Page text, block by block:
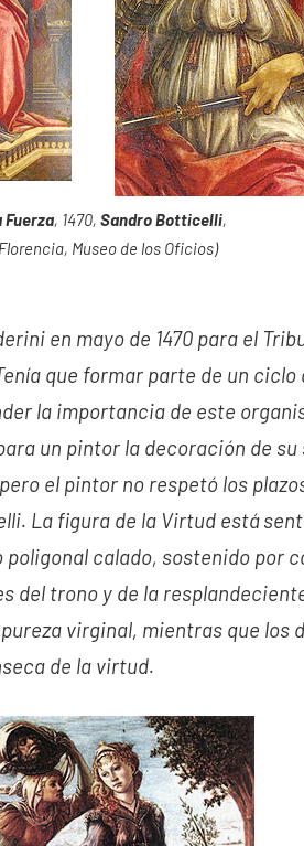
Fuerza, 1470, Sandro Botticelli,
Museo de los Oficios)
en mayo de 1470 para el
que formar parte de un
la importancia de este
un pintor la decoración de
el pintor no respetó los
La figura de la Virtud está
calado, sostenido por
del trono y de la
virginal, mientras que los
de la virtud.